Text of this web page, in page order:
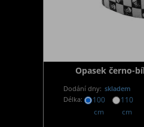
Opasek černo-
Dodání dny: skladem
Délka:
100
cm
110
cm